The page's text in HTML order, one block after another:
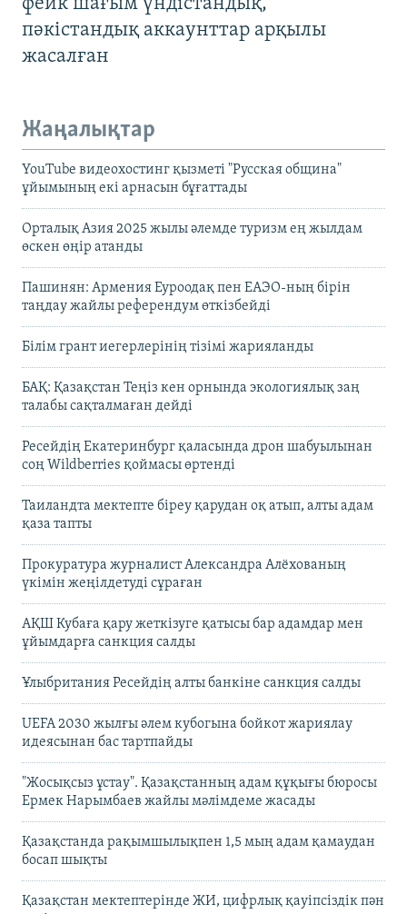
пәкістандық аккаунттар арқылы
жасалған
Жаңалықтар
YouTube видеохостинг қызметі "Русская община"
ұйымының екі арнасын бұғаттады
Орталық Азия 2025 жылы әлемде туризм ең жылдам
өскен өңір атанды
Пашинян: Армения Еуроодақ пен ЕАЭО-ның бірін
таңдау жайлы референдум өткізбейді
Білім грант иегерлерінің тізімі жарияланды
БАҚ: Қазақстан Теңіз кен орнында экологиялық заң
талабы сақталмаған дейді
Ресейдің Екатеринбург қаласында дрон шабуылынан
соң Wildberries қоймасы өртенді
Таиландта мектепте біреу қарудан оқ атып, алты адам
қаза тапты
Прокуратура журналист Александра Алёхованың
үкімін жеңілдетуді сұраған
АҚШ Кубаға қару жеткізуге қатысы бар адамдар мен
ұйымдарға санкция салды
Ұлыбритания Ресейдің алты банкіне санкция салды
UEFA 2030 жылғы әлем кубогына бойкот жариялау
идеясынан бас тартпайды
"Жосықсыз ұстау". Қазақстанның адам құқығы бюросы
Ермек Нарымбаев жайлы мәлімдеме жасады
Қазақстанда рақымшылықпен 1,5 мың адам қамаудан
босап шықты
Қазақстан мектептерінде ЖИ, цифрлық қауіпсіздік пән